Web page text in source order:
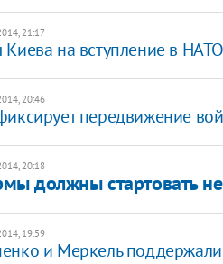
21:17
на вступление в
20:46
передвижение
20:18
должны стартовать
19:59
и Меркель